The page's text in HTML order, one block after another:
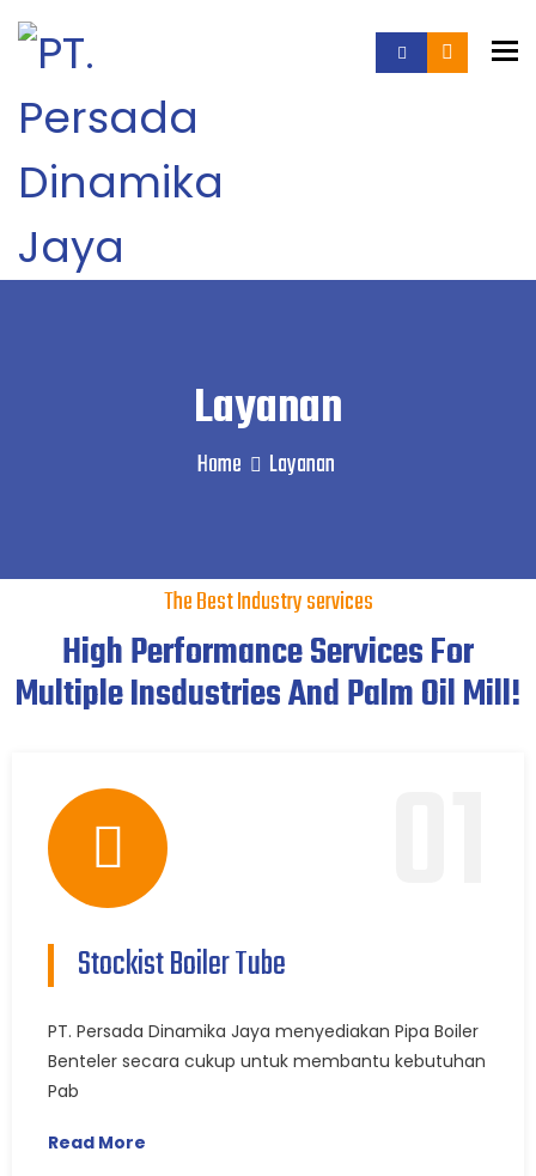
Layanan
Home Layanan
The Best Industry services
High Performance Services For
Multiple Insdustries And Palm Oil Mill!
Stockist Boiler Tube
PT. Persada Dinamika Jaya menyediakan Pipa Boiler
Benteler secara cukup untuk membantu kebutuhan
Pab
Read More